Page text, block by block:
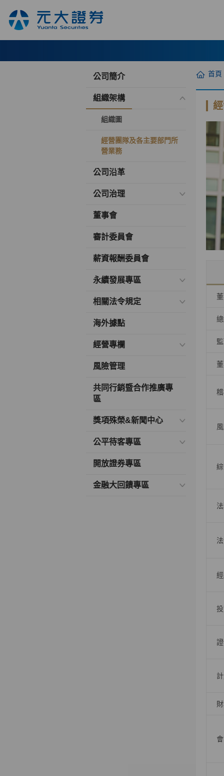
公司簡介
組織架構
組織圖
經營團隊及各主要部門所
營業務
公司沿革
公司治理
董事會
審計委員會
薪資報酬委員會
永續發展專區
相關法令規定
海外據點
經營專欄
風險管理
共同行銷暨合作推廣專
區
獎項殊榮&新聞中心
公平待客專區
開放證券專區
金融大回饋專區
首頁